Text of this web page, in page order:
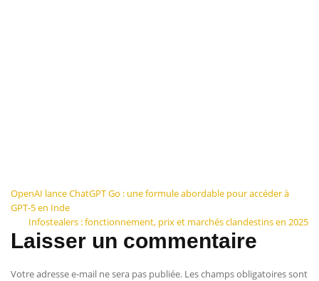
Navigation
de
l’article
OpenAI lance ChatGPT Go : une formule abordable pour accéder à
GPT-5 en Inde
Infostealers : fonctionnement, prix et marchés clandestins en 2025
Laisser un commentaire
Votre adresse e-mail ne sera pas publiée. Les champs obligatoires sont